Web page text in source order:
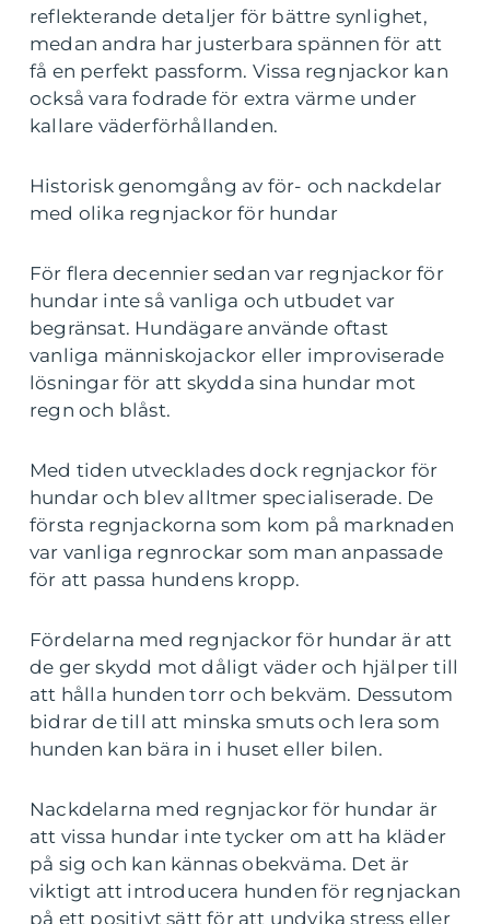
reflekterande detaljer för bättre synlighet,
medan andra har justerbara spännen för att
få en perfekt passform. Vissa regnjackor kan
också vara fodrade för extra värme under
kallare väderförhållanden.
Historisk genomgång av för- och nackdelar
med olika regnjackor för hundar
För flera decennier sedan var regnjackor för
hundar inte så vanliga och utbudet var
begränsat. Hundägare använde oftast
vanliga människojackor eller improviserade
lösningar för att skydda sina hundar mot
regn och blåst.
Med tiden utvecklades dock regnjackor för
hundar och blev alltmer specialiserade. De
första regnjackorna som kom på marknaden
var vanliga regnrockar som man anpassade
för att passa hundens kropp.
Fördelarna med regnjackor för hundar är att
de ger skydd mot dåligt väder och hjälper till
att hålla hunden torr och bekväm. Dessutom
bidrar de till att minska smuts och lera som
hunden kan bära in i huset eller bilen.
Nackdelarna med regnjackor för hundar är
att vissa hundar inte tycker om att ha kläder
på sig och kan kännas obekväma. Det är
viktigt att introducera hunden för regnjackan
på ett positivt sätt för att undvika stress eller